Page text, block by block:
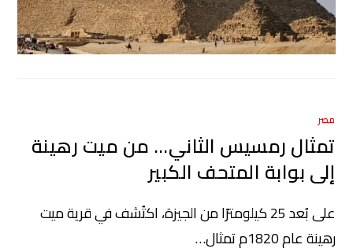
مصر
تمثال رمسيس الثاني… من ميت رهينة
إلى بوابة المتحف الكبير
على بُعد 25 كيلومترًا من الجيزة، اكتُشف في قرية ميت
رهينة عام 1820م تمثال…